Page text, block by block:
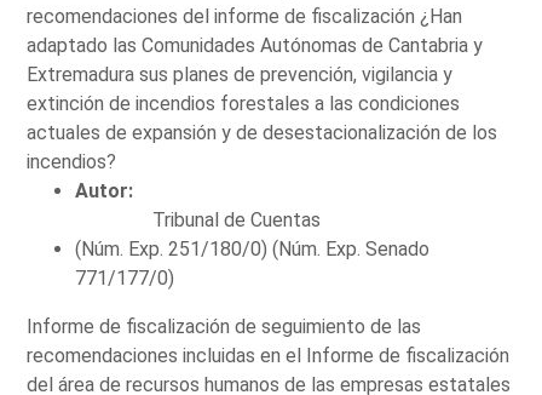
recomendaciones del informe de fiscalización ¿Han
adaptado las Comunidades Autónomas de Cantabria y
Extremadura sus planes de prevención, vigilancia y
extinción de incendios forestales a las condiciones
actuales de expansión y de desestacionalización de los
incendios?
Autor:
Tribunal de Cuentas
(Núm. Exp. 251/180/0) (Núm. Exp. Senado
771/177/0)
Informe de fiscalización de seguimiento de las
recomendaciones incluidas en el Informe de fiscalización
del área de recursos humanos de las empresas estatales